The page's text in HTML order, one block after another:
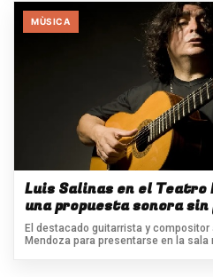
MÙSICA
Luis Salinas en el Teatro
una propuesta sonora
El destacado guitarrista y
Mendoza para presentarse en la sala